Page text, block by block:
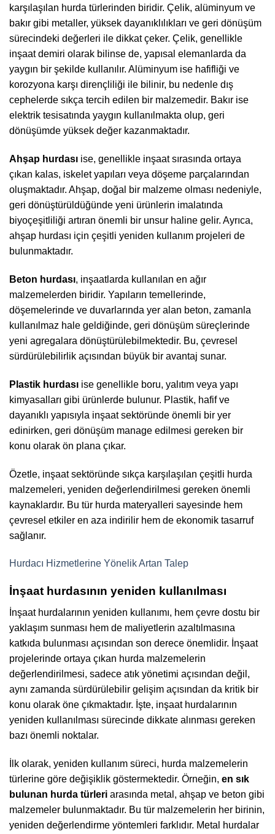
karşılaşılan hurda türlerinden biridir. Çelik, alüminyum ve
bakır gibi metaller, yüksek dayanıklılıkları ve geri dönüşüm
sürecindeki değerleri ile dikkat çeker. Çelik, genellikle
inşaat demiri olarak bilinse de, yapısal elemanlarda da
yaygın bir şekilde kullanılır. Alüminyum ise hafifliği ve
korozyona karşı dirençliliği ile bilinir, bu nedenle dış
cephelerde sıkça tercih edilen bir malzemedir. Bakır ise
elektrik tesisatında yaygın kullanılmakta olup, geri
dönüşümde yüksek değer kazanmaktadır.
Ahşap hurdası ise, genellikle inşaat sırasında ortaya
çıkan kalas, iskelet yapıları veya döşeme parçalarından
oluşmaktadır. Ahşap, doğal bir malzeme olması nedeniyle,
geri dönüştürüldüğünde yeni ürünlerin imalatında
biyoçeşitliliği artıran önemli bir unsur haline gelir. Ayrıca,
ahşap hurdası için çeşitli yeniden kullanım projeleri de
bulunmaktadır.
Beton hurdası, inşaatlarda kullanılan en ağır
malzemelerden biridir. Yapıların temellerinde,
döşemelerinde ve duvarlarında yer alan beton, zamanla
kullanılmaz hale geldiğinde, geri dönüşüm süreçlerinde
yeni agregalara dönüştürülebilmektedir. Bu, çevresel
sürdürülebilirlik açısından büyük bir avantaj sunar.
Plastik hurdası ise genellikle boru, yalıtım veya yapı
kimyasalları gibi ürünlerde bulunur. Plastik, hafif ve
dayanıklı yapısıyla inşaat sektöründe önemli bir yer
edinirken, geri dönüşüm manage edilmesi gereken bir
konu olarak ön plana çıkar.
Özetle, inşaat sektöründe sıkça karşılaşılan çeşitli hurda
malzemeleri, yeniden değerlendirilmesi gereken önemli
kaynaklardır. Bu tür hurda materyalleri sayesinde hem
çevresel etkiler en aza indirilir hem de ekonomik tasarruf
sağlanır.
Hurdacı Hizmetlerine Yönelik Artan Talep
İnşaat hurdasının yeniden kullanılması
İnşaat hurdalarının yeniden kullanımı, hem çevre dostu bir
yaklaşım sunması hem de maliyetlerin azaltılmasına
katkıda bulunması açısından son derece önemlidir. İnşaat
projelerinde ortaya çıkan hurda malzemelerin
değerlendirilmesi, sadece atık yönetimi açısından değil,
aynı zamanda sürdürülebilir gelişim açısından da kritik bir
konu olarak öne çıkmaktadır. İşte, inşaat hurdalarının
yeniden kullanılması sürecinde dikkate alınması gereken
bazı önemli noktalar.
İlk olarak, yeniden kullanım süreci, hurda malzemelerin
türlerine göre değişiklik göstermektedir. Örneğin, en sık
bulunan hurda türleri arasında metal, ahşap ve beton gibi
malzemeler bulunmaktadır. Bu tür malzemelerin her birinin,
yeniden değerlendirme yöntemleri farklıdır. Metal hurdalar